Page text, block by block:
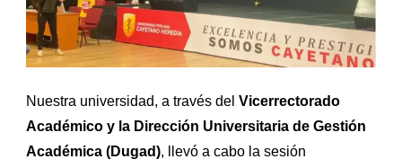
Nuestra universidad, a través delVicerrectorado
Académico y la Dirección Universitaria de Gestión
Académica (Dugad), llevó a cabo la sesión